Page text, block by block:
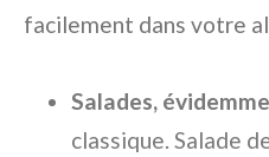
facilement dans votre
Salades,
classique. Salade